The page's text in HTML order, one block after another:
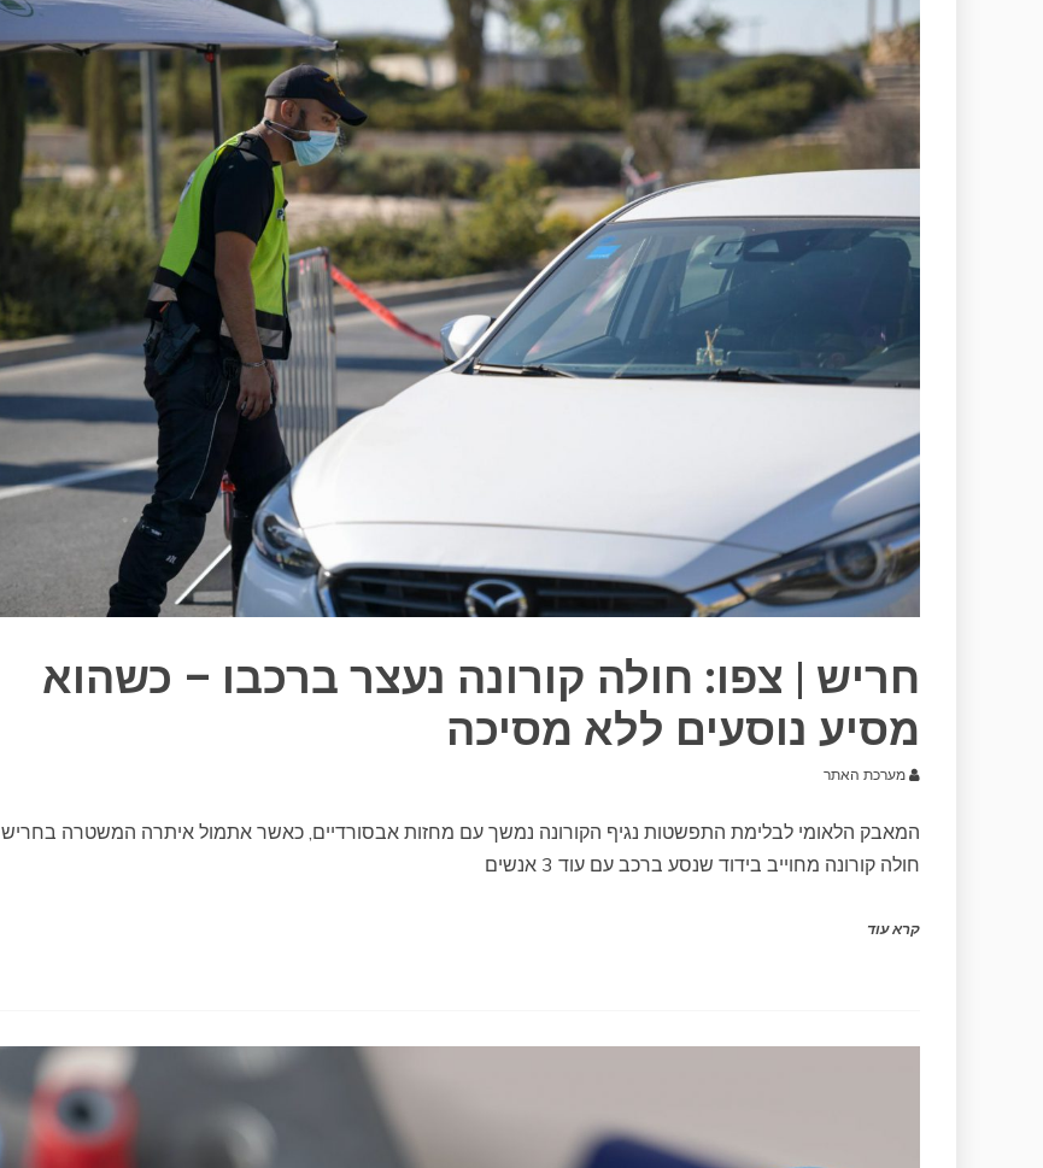
חריש | צפו: חולה קורונה נעצר ברכבו – כשהוא
מסיע נוסעים ללא מסיכה
מערכת האתר
המאבק הלאומי לבלימת התפשטות נגיף הקורונה נמשך עם מחזות אבסורדיים, כאשר אתמול איתרה המשטרה בחריש
חולה קורונה מחוייב בידוד שנסע ברכב עם עוד 3 אנשים
קרא עוד